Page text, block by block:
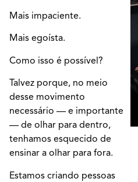
Mais impaciente.
Mais egoísta.
Como isso é possível?
Talvez porque, no meio
desse movimento
necessário — e importante
— de olhar para dentro,
tenhamos esquecido de
ensinar a olhar para fora.
Estamos criando pessoas